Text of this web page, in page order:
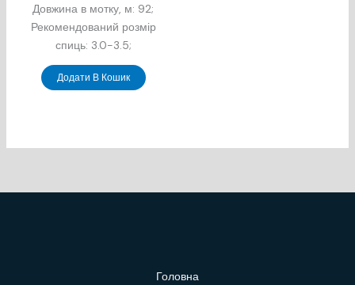
Довжина в мотку, м: 92;
Рекомендований розмір
спиць: 3.0-3.5;
Додати В Кошик
Головна